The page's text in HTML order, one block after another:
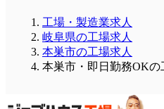
工場・製造業求人
岐阜県の工場求人
本巣市の工場求人
本巣市・即日勤務OKの